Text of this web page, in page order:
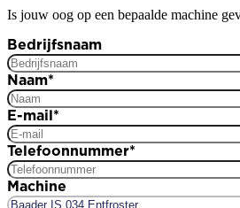
Is jouw oog op een bepaalde machine
Bedrijfsnaam
Naam*
E-mail *
Telefoonnummer*
Machine